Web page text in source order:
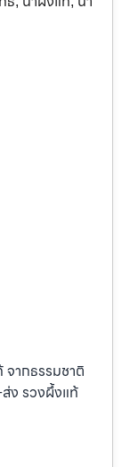
ากธรรมชาติ
ง รวงผึ้งแท้